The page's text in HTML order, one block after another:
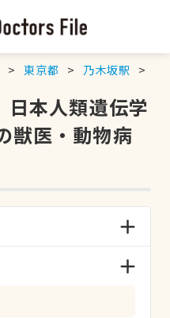
東京都 乃木坂駅
本人類遺伝学
獣医・動物病